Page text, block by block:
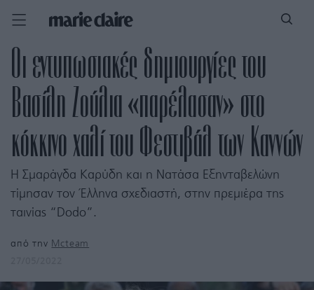
Οι εντυπωσιακές δημιουργίες του
Βασίλη Ζούλια «παρέλασαν» στο
κόκκινο χαλί του Φεστιβάλ των Καννών
Η Σμαράγδα Καρύδη και η Νατάσα Εξηνταβελώνη
τίμησαν τον Έλληνα σχεδιαστή, στην πρεμιέρα της
ταινίας “Dodo”.
από την Mcteam